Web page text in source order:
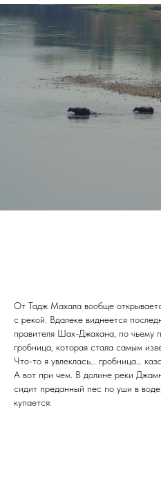
От Тадж Махала вообще
с рекой. Вдалеке виднеется
правителя Шах-Джахана, по чьему
гробница, которая стала самым
Что-то я увлеклась… гробница…
А вот при чем. В долине реки
сидит преданный пес по уши в
купается: